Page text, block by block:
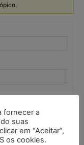
fornecer a
suas
em “Aceitar”,
os cookies.